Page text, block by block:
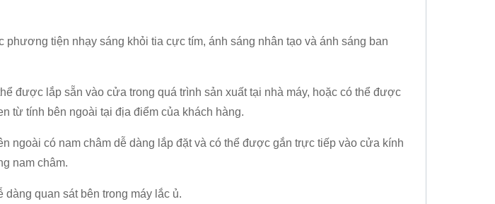
phương tiện nhạy sáng khỏi tia cực tím, ánh sáng nhân tạo và ánh sáng ban
được lắp sẵn vào cửa trong quá trình sản xuất tại nhà máy, hoặc có thể được
từ tính bên ngoài tại địa điểm của khách hàng.
ngoài có nam châm dễ dàng lắp đặt và có thể được gắn trực tiếp vào cửa kính
nam châm.
quan sát bên trong máy lắc ủ.